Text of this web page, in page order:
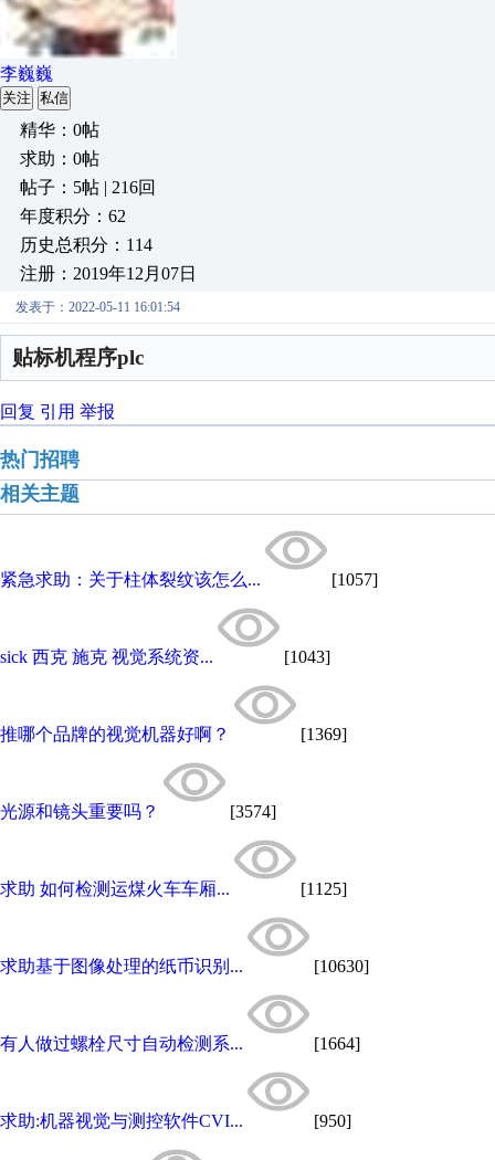
李巍巍
关注 私信
精华：0帖
求助：0帖
帖子：5帖 | 216回
年度积分：62
历史总积分：114
注册：2019年12月07日
发表于：2022-05-11 16:01:54
贴标机程序plc
回复 引用 举报
热门招聘
相关主题
紧急求助：关于柱体裂纹该怎么... [1057]
sick 西克 施克 视觉系统资... [1043]
推哪个品牌的视觉机器好啊？ [1369]
光源和镜头重要吗？ [3574]
求助 如何检测运煤火车车厢... [1125]
求助基于图像处理的纸币识别... [10630]
有人做过螺栓尺寸自动检测系... [1664]
求助:机器视觉与测控软件CVI... [950]